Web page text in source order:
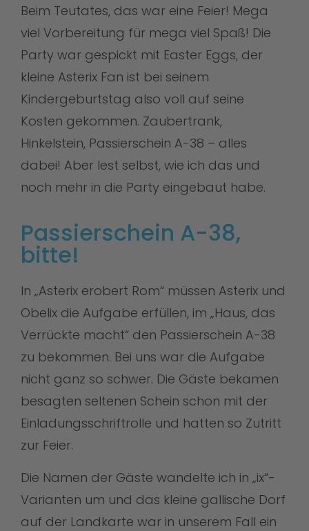
Beim Teutates, das war eine Feier! Mega
viel Vorbereitung für mega viel Spaß! Die
Party war gespickt mit Easter Eggs, der
kleine Asterix Fan ist bei seinem
Kindergeburtstag also voll auf seine
Kosten gekommen. Zaubertrank,
Hinkelstein, Passierschein A-38 – alles
dabei! Aber lest selbst, wie ich das und
noch mehr in die Party eingebaut habe.
Passierschein A-38,
bitte!
In „Asterix erobert Rom“ müssen Asterix und
Obelix die Aufgabe erfüllen, im „Haus, das
Verrückte macht“ den Passierschein A-38
zu bekommen. Bei uns war die Aufgabe
nicht ganz so schwer. Die Gäste bekamen
besagten seltenen Schein schon mit der
Einladungsschriftrolle und hatten so Zutritt
zur Feier.
Die Namen der Gäste wandelte ich in „ix“-
Varianten um und das kleine gallische Dorf
auf der Landkarte war in unserem Fall ein